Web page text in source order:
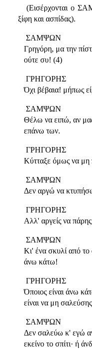
(Εισέρχονται ο
ξίφη και ασπίδας).
ΣΑΜΨΩΝ
Γρηγόρη, μα την
ούτε συ! (4)
ΓΡΗΓΟΡΗΣ
Όχι βέβαια! μήπως
ΣΑΜΨΩΝ
Θέλω να ειπώ, αν
επάνω των.
ΓΡΗΓΟΡΗΣ
Κύτταξε όμως να μη
ΣΑΜΨΩΝ
Δεν αργώ να
ΓΡΗΓΟΡΗΣ
Αλλ' αργείς να
ΣΑΜΨΩΝ
Κι' ένα σκυλί από το
άνω κάτω!
ΓΡΗΓΟΡΗΣ
Όποιος είναι άνω
είναι να μη
ΣΑΜΨΩΝ
Δεν σαλεύω κ' εγώ
εκείνο το σπίτι· ή